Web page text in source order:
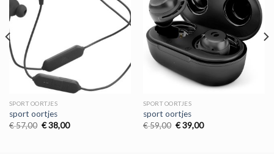
SPORT OORTJES
sport oortjes
€57,00 Oorspronkelijke
€38,00Huidige
SPORT OORTJES
sport oortjes
€59,00 Oorspronkelijke
€39,00Huidige